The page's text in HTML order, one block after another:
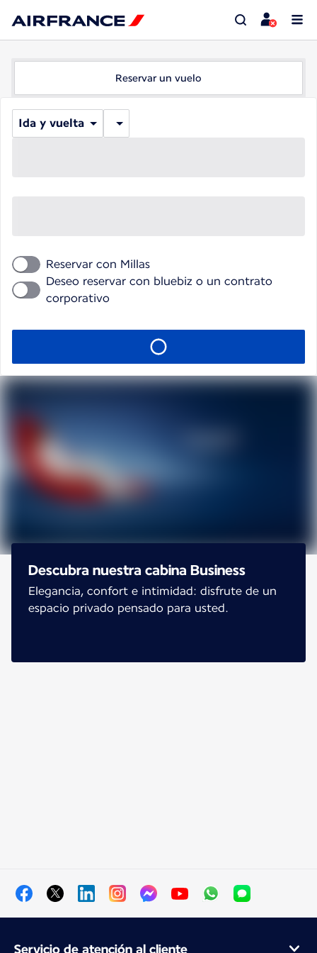
Reservar un vuelo
Ida y vuelta
Reservar con Millas
Deseo reservar con bluebiz o un contrato
corporativo
Descubra nuestra cabina Business
Elegancia, confort e intimidad: disfrute de un
espacio privado pensado para usted.
Servicio de atención al cliente